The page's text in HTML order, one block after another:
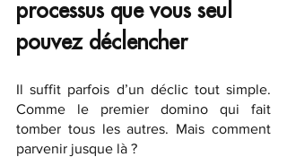
processus que vous seul
pouvez déclencher
Il suffit parfois d’un déclic tout simple.
Comme le premier domino qui fait
tomber tous les autres. Mais comment
parvenir jusque là ?